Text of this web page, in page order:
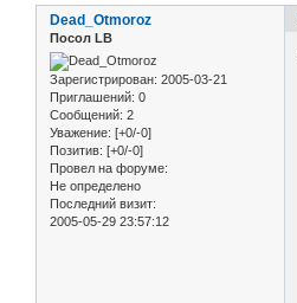
Dead_Otmoroz
Посол LB
Зарегистрирован: 2005-03-21
Приглашений: 0
Сообщений: 2
Уважение: [+0/-0]
Позитив: [+0/-0]
Провел на форуме:
Не определено
Последний визит:
2005-05-29 23:57:12